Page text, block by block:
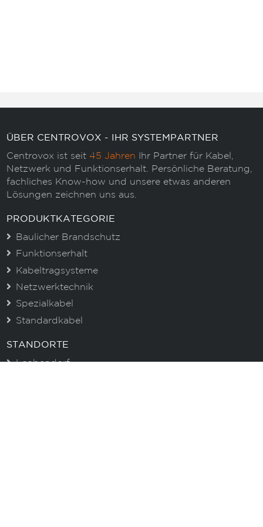
ÜBER CENTROVOX - IHR SYSTEMPARTNER
Centrovox ist seit 45 Jahren Ihr Partner für Kabel,
Netzwerk und Funktionserhalt. Persönliche Beratung,
fachliches Know-how und unsere etwas anderen
Lösungen zeichnen uns aus.
PRODUKTKATEGORIE
Baulicher Brandschutz
Funktionserhalt
Kabeltragsysteme
Netzwerktechnik
Spezialkabel
Standardkabel
STANDORTE
Leobendorf